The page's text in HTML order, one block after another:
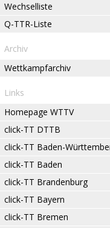
Wechselliste
Q-TTR-Liste
Archiv
Wettkampfarchiv
Links
Homepage WTTV
click-TT DTTB
click-TT Baden-
click-TT Baden
click-TT Brandenburg
click-TT Bayern
click-TT Bremen